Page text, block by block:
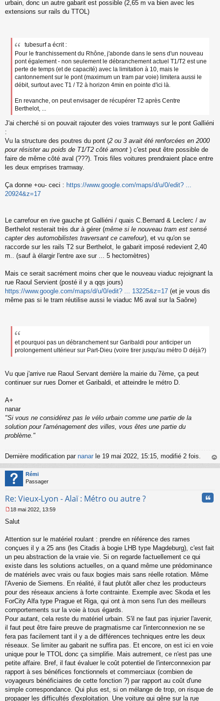
urbain, donc un autre gabarit est possible (2,65 m va bien avec les
extensions sur rails du TTOL)
tubesurf a écrit :
Pour le franchissement du Rhône, j'abonde dans le sens d'un nouveau
pont également - non seulement le débranchement actuel T1/T2 est une
perte de temps (et de capacité) avec la limitation à 10, mais le
cantonnement sur le pont (maximum un tram par voie) limitera aussi le
débit, surtout avec T1 / T2 à horizon 4min en pointe d'ici là.
En revanche, on peut envisager de récupérer T2 après Centre
Berthelot, ...
J'ai cherché si on pouvait rajouter des voies tramways sur le pont Galliéni
:
Vu la structure des poutres du pont (2 ou 3 avait été renforcées en 2000
pour résister au poids de T1/T2 côté amont ) c'est peut être possible de
faire de même côté aval (???). Trois files voitures prendraient place entre
les deux emprises tramway.
Ça donne +ou- ceci : https://www.google.com/maps/d/u/0/edit? ...
20924&z=17
Le carrefour en rive gauche pt Galliéni / quais C.Bernard & Leclerc / av
Berthelot resterait très dur à gérer (même si le nouveau tram est sensé
capter des automobilistes traversant ce carrefour), et vu qu'on se
raccorde sur les rails T2 sur Berthelot, le gabarit imposé redevient 2,40
m.. (sauf à élargir l'entre axe sur ... 5 hectomètres)
Mais ce serait sacrément moins cher que le nouveau viaduc rejoignant la
rue Raoul Servient (posté il y a qqs jours)
https://www.google.com/maps/d/u/0/edit? ... 13225&z=17 (et je vous dis
même pas si le tram réutilise aussi le viaduc M6 aval sur la Saône)
et pourquoi pas un débranchement sur Garibaldi pour anticiper un
prolongement ultérieur sur Part-Dieu (voire tirer jusqu'au métro D déjà?)
Vu que j'arrive rue Raoul Servant derrière la mairie du 7ème, ça peut
continuer sur rues Domer et Garibaldi, et atteindre le métro D.
A+
nanar
"Si vous ne considérez pas le vélo urbain comme une partie de la
solution pour l'aménagement des villes, vous êtes une partie du
problème."
Dernière modification par nanar le 19 mai 2022, 15:15, modifié 2 fois.
au
Rémi
Passager
Re: Vieux-Lyon - Alaï : Métro ou autre ?
e
s
g
e
n
o
n
u
18 mai 2022, 13:59
Salut
Attention sur le matériel roulant : prendre en référence des rames
conçues il y a 25 ans (les Citadis à bogie LHB type Magdeburg), c'est fait
un peu abstraction de la vraie vie. Si on regarde factuellement ce qui
existe dans les solutions actuelles, on a quand même une prédominance
de matériels avec vrais ou faux bogies mais sans réelle rotation. Même
l'Avenio de Siemens. En réalité, il faut plutôt aller chez les producteurs
pour des réseaux anciens à forte contrainte. Exemple avec Skoda et les
ForCity Alfa type Prague et Riga, qui ont à mon sens l'un des meilleurs
comportements sur la voie à tous égards.
Pour autant, cela reste du matériel urbain. S'il ne faut pas injurier l'avenir,
il faut peut être faire preuve de pragmatisme car l'interconnexion ne se
fera pas facilement tant il y a de différences techniques entre les deux
réseaux. Se limiter au gabarit ne suffira pas. Et encore, on est ici en voie
unique pour le TTOL donc ça simplifie. Mais autrement, ce n'est pas une
petite affaire. Bref, il faut évaluer le coût potentiel de l'interconnexion par
rapport à ses bénéfices fonctionnels et commerciaux (combien de
voyageurs bénéficiaires de cette fonction ?) par rapport au coût d'une
simple correspondance. Qui plus est, si on mélange de trop, on risque de
propager les difficultés d'exploitation. Une voiture qui gêne sur la rue